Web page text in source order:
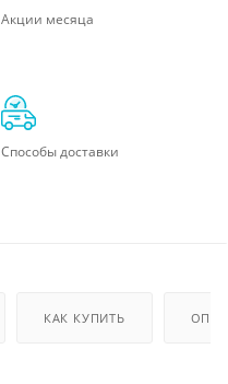
Акции месяца
Способы доставки
КАК КУПИТЬ